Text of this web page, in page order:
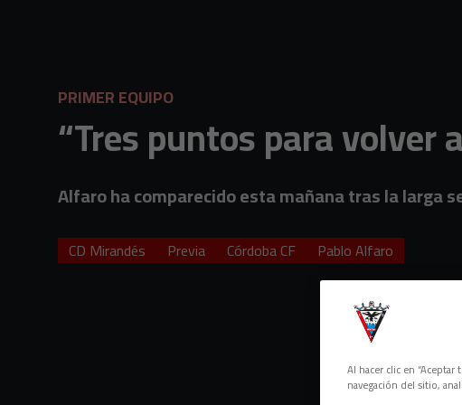
PRIMER EQUIPO
“Tres puntos para volver
Alfaro ha comparecido esta mañana tras la larga
CD Mirandés Previa Córdoba CF Pablo Alfaro
Al hacer clic en
navegación del sitio,